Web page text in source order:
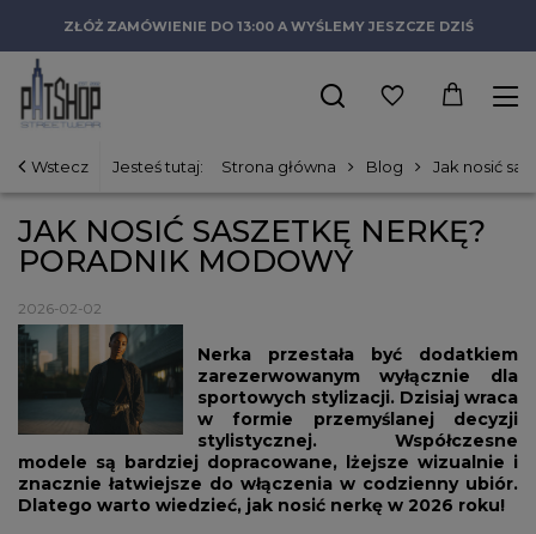
ZŁÓŻ ZAMÓWIENIE DO 13:00 A WYŚLEMY JESZCZE DZIŚ
Wstecz Jesteś tutaj: Strona główna Blog Jak nosić
JAK NOSIĆ SASZETKĘ NERKĘ?
PORADNIK MODOWY
2026-02-02
Nerka przestała być dodatkiem
zarezerwowanym wyłącznie dla
sportowych stylizacji. Dzisiaj wraca
w formie przemyślanej decyzji
stylistycznej. Współczesne
modele są bardziej dopracowane, lżejsze wizualnie i
znacznie łatwiejsze do włączenia w codzienny ubiór.
Dlatego warto wiedzieć, jak nosić nerkę w 2026 roku!